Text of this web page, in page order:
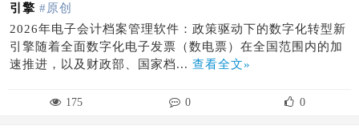
引擎 #原创
2026年电子会计档案管理软件：政策驱动下的数字化转型新
引擎随着全面数字化电子发票（数电票）在全国范围内的加
速推进，以及财政部、国家档... 查看全文»
175 0 0